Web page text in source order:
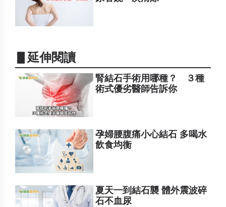
▋延伸閱讀
腎結石手術用哪種？ ３種
術式優劣醫師告訴你
孕婦腰腹痛小心結石 多喝水
飲食均衡
夏天一到結石襲 體外震波碎
石不血尿